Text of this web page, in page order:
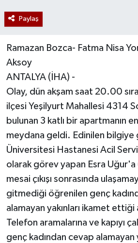
Paylaş
Ramazan Bozca- Fatma Nisa
Aksoy
ANTALYA (İHA) -
Olay, dün akşam saat 20.00
ilçesi Yeşilyurt Mahallesi 4314
bulunan 3 katlı bir apartmanın
meydana geldi. Edinilen bilgiye
Üniversitesi Hastanesi Acil
olarak görev yapan Esra Uğur'a
mesai çıkışı sonrasında
gitmediği öğrenilen genç
alamayan yakınları ikamet
Telefon aramalarına ve kapıyı
genç kadından cevap alamayan